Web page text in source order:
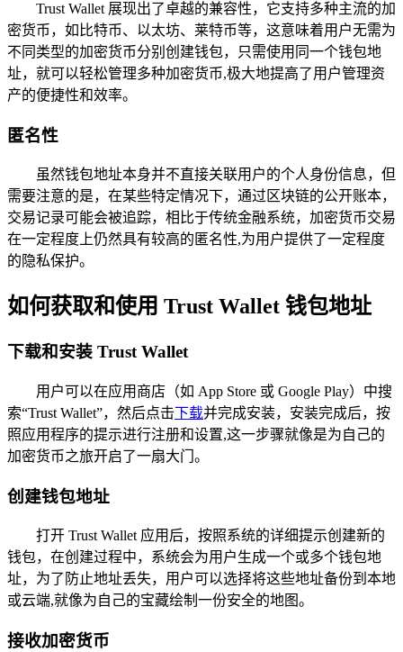
Trust Wallet 展现出了卓越的兼容性，它支持多种主流的加
密货币，如比特币、以太坊、莱特币等，这意味着用户无需为
不同类型的加密货币分别创建钱包，只需使用同一个钱包地
址，就可以轻松管理多种加密货币,极大地提高了用户管理资
产的便捷性和效率。
匿名性
虽然钱包地址本身并不直接关联用户的个人身份信息，但
需要注意的是，在某些特定情况下，通过区块链的公开账本，
交易记录可能会被追踪，相比于传统金融系统，加密货币交易
在一定程度上仍然具有较高的匿名性,为用户提供了一定程度
的隐私保护。
如何获取和使用 Trust Wallet 钱包地址
下载和安装 Trust Wallet
用户可以在应用商店（如 App Store 或 Google Play）中搜
索“Trust Wallet”，然后点击下载并完成安装，安装完成后，按
照应用程序的提示进行注册和设置,这一步骤就像是为自己的
加密货币之旅开启了一扇大门。
创建钱包地址
打开 Trust Wallet 应用后，按照系统的详细提示创建新的
钱包，在创建过程中，系统会为用户生成一个或多个钱包地
址，为了防止地址丢失，用户可以选择将这些地址备份到本地
或云端,就像为自己的宝藏绘制一份安全的地图。
接收加密货币